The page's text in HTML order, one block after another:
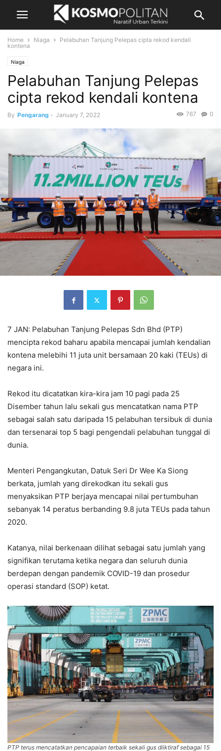
Home Niaga
Pelabuhan Tanjung Pelepas cipta rekod kendali
kontena
Niaga
Pelabuhan Tanjung Pelepas
cipta rekod kendali kontena
By Pengarang - January 7, 2022 0
767
7 JAN: Pelabuhan Tanjung Pelepas Sdn Bhd (PTP)
mencipta rekod baharu apabila mencapai jumlah kendalian
kontena melebihi 11 juta unit bersamaan 20 kaki (TEUs) di
negara ini.
Rekod itu dicatatkan kira-kira jam 10 pagi pada 25
Disember tahun lalu sekali gus mencatatkan nama PTP
sebagai salah satu daripada 15 pelabuhan tersibuk di dunia
dan tersenarai top 5 bagi pengendali pelabuhan tunggal di
dunia.
Menteri Pengangkutan, Datuk Seri Dr Wee Ka Siong
berkata, jumlah yang direkodkan itu sekali gus
menyaksikan PTP berjaya mencapai nilai pertumbuhan
sebanyak 14 peratus berbanding 9.8 juta TEUs pada tahun
2020.
Katanya, nilai berkenaan dilihat sebagai satu jumlah yang
signifikan terutama ketika negara dan seluruh dunia
berdepan dengan pandemik COVID-19 dan prosedur
operasi standard (SOP) ketat.
PTP terus mencatatkan pencapaian terbaik sekali gus diiktiraf sebagai 15